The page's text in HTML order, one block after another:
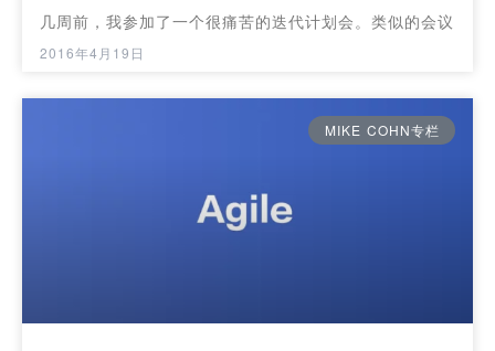
几周前，我参加了一个很痛苦的迭代计划会。类似的会议
2016年4月19日
MIKE COHN专栏